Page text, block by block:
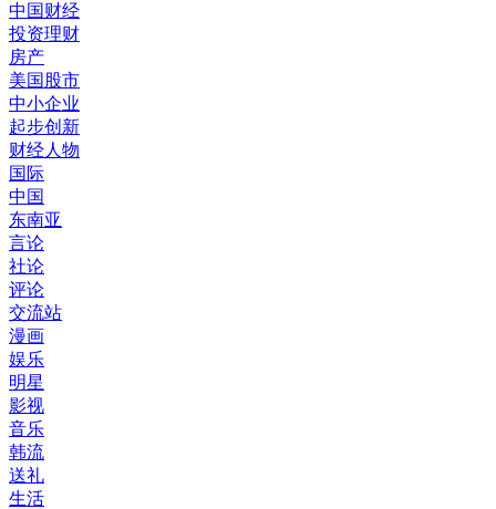
中国财经
投资理财
房产
美国股市
中小企业
起步创新
财经人物
国际
中国
东南亚
言论
社论
评论
交流站
漫画
娱乐
明星
影视
音乐
韩流
送礼
生活